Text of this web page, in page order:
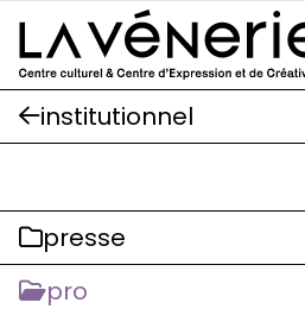
Aller au contenu principal
institutionnel
presse
pro